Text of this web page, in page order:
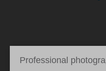
Professional